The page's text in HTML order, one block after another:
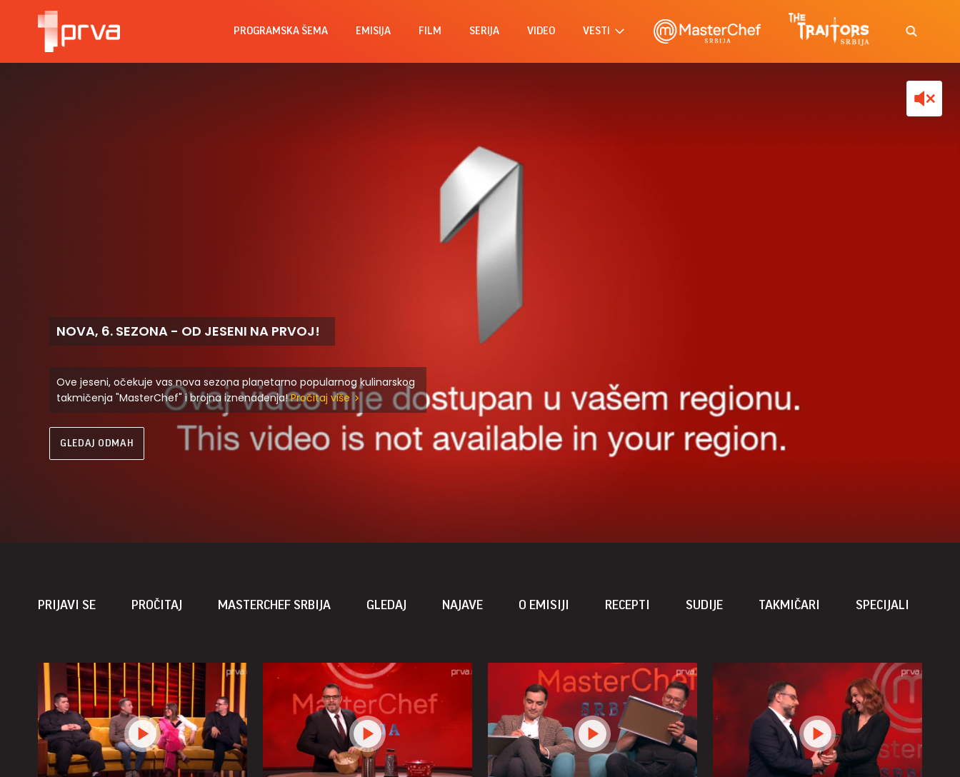
PROGRAMSKA ŠEMA EMISIJA FILM SERIJA VIDEO VESTI
NOVA, 6. SEZONA - OD JESENI NA PRVOJ!
Ove jeseni, očekuje vas nova sezona planetarno popularnog kulinarskog
takmičenja "MasterChef" i brojna iznenađenja!Pročitaj više
GLEDAJ ODMAH
PRIJAVI SE PROČITAJ MASTERCHEF SRBIJA GLEDAJ NAJAVE O EMISIJI RECEPTI SUDIJE TAKMIČARI SPECIJALI